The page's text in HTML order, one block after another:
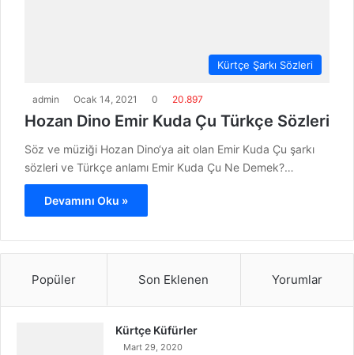
Kürtçe Şarkı Sözleri
admin Ocak 14, 2021 0 20.897
Hozan Dino Emir Kuda Çu Türkçe Sözleri
Söz ve müziği Hozan Dino‘ya ait olan Emir Kuda Çu şarkı
sözleri ve Türkçe anlamı Emir Kuda Çu Ne Demek?…
Devamını Oku »
Popüler Son Eklenen Yorumlar
Kürtçe Küfürler
Mart 29, 2020